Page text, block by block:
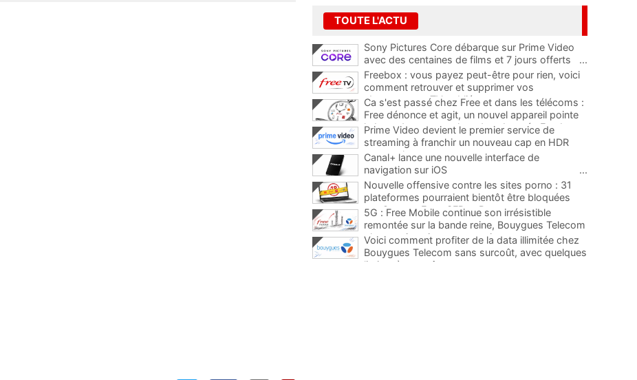
TOUTE L'ACTU
Sony Pictures Core débarque sur Prime Video
avec des centaines de films et 7 jours offerts
...
Freebox : vous payez peut-être pour rien, voici
comment retrouver et supprimer vos
abonnements TV oubliés
...
Ca s'est passé chez Free et dans les télécoms :
Free dénonce et agit, un nouvel appareil pointe
le bout de son nez chez des abonnés Freebox...
Prime Video devient le premier service de
streaming à franchir un nouveau cap en HDR
avec ce lancement
Canal+ lance une nouvelle interface de
navigation sur iOS
...
Nouvelle offensive contre les sites porno : 31
plateformes pourraient bientôt être bloquées
par Orange, Free, SFR et Bouygues
5G : Free Mobile continue son irrésistible
remontée sur la bande reine, Bouygues Telecom
plus que jamais sous pression
Voici comment profiter de la data illimitée chez
Bouygues Telecom sans surcoût, avec quelques
limites à connaître